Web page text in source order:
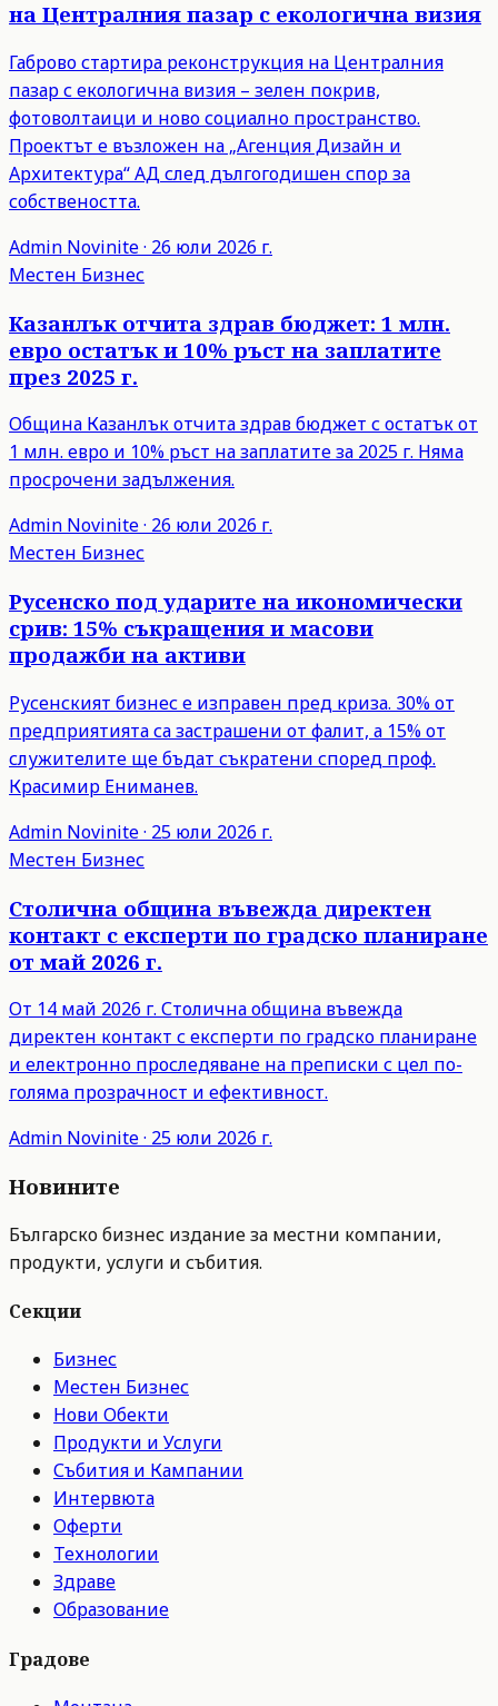
на Централния пазар с екологична визия
Габрово стартира реконструкция на Централния
пазар с екологична визия – зелен покрив,
фотоволтаици и ново социално пространство.
Проектът е възложен на „Агенция Дизайн и
Архитектура“ АД след дългогодишен спор за
собствеността.
Admin Novinite· 26 юли 2026 г.
Местен Бизнес
Казанлък отчита здрав бюджет: 1 млн.
евро остатък и 10% ръст на заплатите
през 2025 г.
Община Казанлък отчита здрав бюджет с остатък от
1 млн. евро и 10% ръст на заплатите за 2025 г. Няма
просрочени задължения.
Admin Novinite· 26 юли 2026 г.
Местен Бизнес
Русенско под ударите на икономически
срив: 15% съкращения и масови
продажби на активи
Русенският бизнес е изправен пред криза. 30% от
предприятията са застрашени от фалит, а 15% от
служителите ще бъдат съкратени според проф.
Красимир Ениманев.
Admin Novinite· 25 юли 2026 г.
Местен Бизнес
Столична община въвежда директен
контакт с експерти по градско планиране
от май 2026 г.
От 14 май 2026 г. Столична община въвежда
директен контакт с експерти по градско планиране
и електронно проследяване на преписки с цел по-
голяма прозрачност и ефективност.
Admin Novinite· 25 юли 2026 г.
Новините
Българско бизнес издание за местни компании,
продукти, услуги и събития.
Секции
Бизнес
Местен Бизнес
Нови Обекти
Продукти и Услуги
Събития и Кампании
Интервюта
Оферти
Технологии
Здраве
Образование
Градове